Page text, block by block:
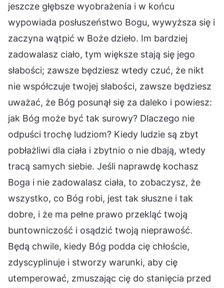
jeszcze głębsze wyobrażenia i w końcu
wypowiada posłuszeństwo Bogu, wywyższa się i
zaczyna wątpić w Boże dzieło. Im bardziej
zadowalasz ciało, tym większe stają się jego
słabości; zawsze będziesz wtedy czuć, że nikt
nie współczuje twojej słabości, zawsze będziesz
uważać, że Bóg posunął się za daleko i powiesz:
jak Bóg może być tak surowy? Dlaczego nie
odpuści trochę ludziom? Kiedy ludzie są zbyt
pobłażliwi dla ciała i zbytnio o nie dbają, wtedy
tracą samych siebie. Jeśli naprawdę kochasz
Boga i nie zadowalasz ciała, to zobaczysz, że
wszystko, co Bóg robi, jest tak słuszne i tak
dobre, i że ma pełne prawo przekląć twoją
buntowniczość i osądzić twoją nieprawość.
Będą chwile, kiedy Bóg podda cię chłoście,
zdyscyplinuje i stworzy warunki, aby cię
utemperować, zmuszając cię do stanięcia przed